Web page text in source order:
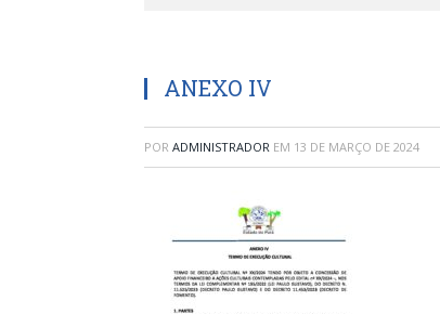
ANEXO IV
POR ADMINISTRADOR EM 13 DE MARÇO DE 2024